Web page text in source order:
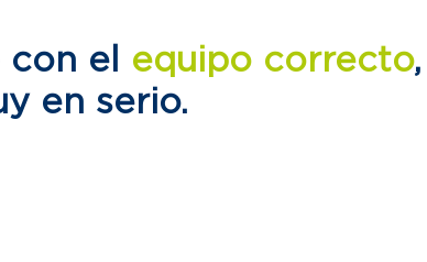
el equipo correcto
en serio.